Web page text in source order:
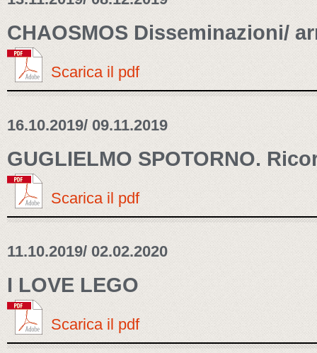
CHAOSMOS Disseminazioni/
Scarica il pdf
16.10.2019/ 09.11.2019
GUGLIELMO SPOTORNO.
Scarica il pdf
11.10.2019/ 02.02.2020
I LOVE LEGO
Scarica il pdf